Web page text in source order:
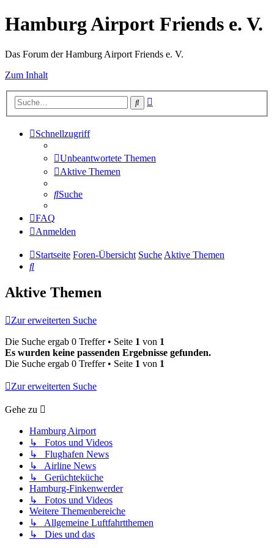
Hamburg Airport Friends e. V.
Das Forum der Hamburg Airport Friends e. V.
Zum Inhalt
Suche
Schnellzugriff
Unbeantwortete Themen
Aktive Themen
Suche
FAQ
Anmelden
Startseite Foren-Übersicht SucheAktive Themen
Suche
Aktive Themen
Zur erweiterten Suche
Die Suche ergab 0 Treffer • Seite 1 von 1
Es wurden keine passenden Ergebnisse gefunden.
Die Suche ergab 0 Treffer • Seite 1 von 1
Zur erweiterten Suche
Gehe zu
Hamburg Airport
↳ Fotos und Videos
↳ Flughafen News
↳ Airline News
↳ Gerüchteküche
Hamburg-Finkenwerder
↳ Fotos und Videos
Weitere Themenbereiche
↳ Allgemeine Luftfahrtthemen
↳ Dies und das